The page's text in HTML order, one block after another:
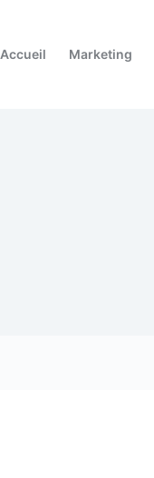
Accueil Marketing